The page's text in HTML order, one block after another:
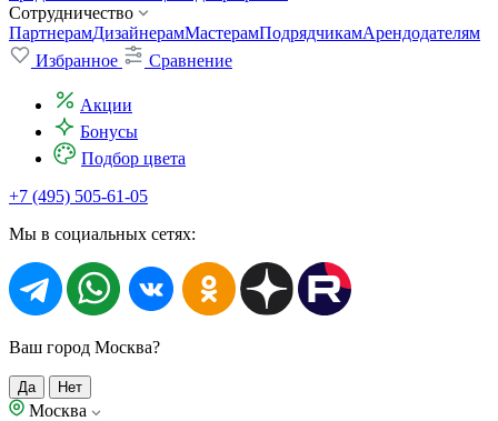
Сотрудничество
ПартнерамДизайнерамМастерамПодрядчикамАрендодателям
Избранное
Сравнение
Акции
Бонусы
Подбор цвета
+7 (495) 505-61-05
Мы в социальных сетях:
Ваш город Москва?
Да Нет
Москва